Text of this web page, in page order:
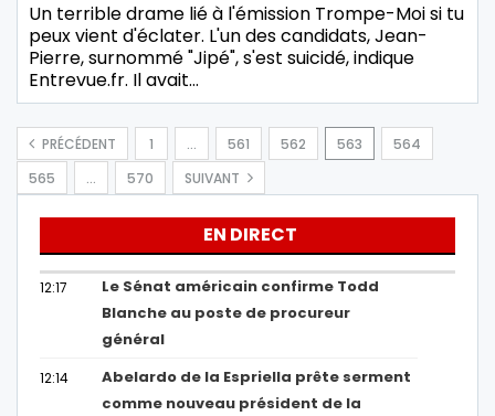
Un terrible drame lié à l'émission Trompe-Moi si tu
peux vient d'éclater. L'un des candidats, Jean-
Pierre, surnommé "Jipé", s'est suicidé, indique
Entrevue.fr. Il avait…
PRÉCÉDENT 1 … 561 562 563
564
565
… 570 SUIVANT
EN DIRECT
12:17
Le Sénat américain confirme Todd
Blanche au poste de procureur
général
12:14
Abelardo de la Espriella prête serment
comme nouveau président de la